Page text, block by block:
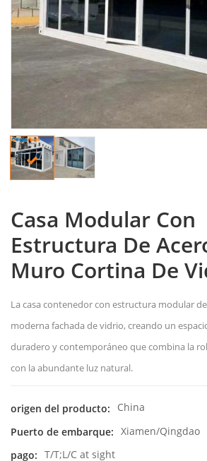
Casa Modular Con
Estructura De
Muro Cortina De
La casa contenedor con estructura modular
moderna fachada de vidrio, creando un
duradero y contemporáneo que combina la
con la abundante luz natural.
origen del producto:
China
Puerto de embarque: Xiamen/Qingdao
pago: T/T;L/C at sight